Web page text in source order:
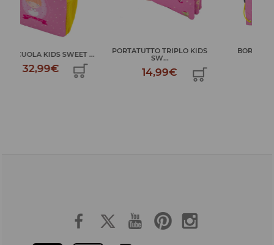
PORTATUTTO TRIPLO KIDS
SW...
14,99€
BORSA MULTIUSO KIDS
10,99€